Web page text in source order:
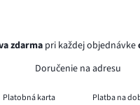
zdarma pri každej objednávke
Doručenie na adresu
Platobná karta Platba na